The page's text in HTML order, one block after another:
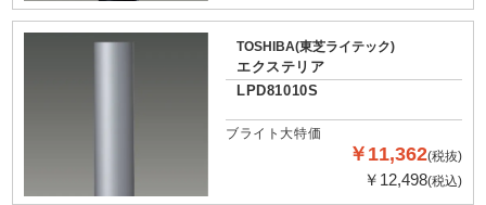
TOSHIBA(東芝ライテック)
エクステリア
LPD81010S
ブライト大特価
￥11,362(税抜)
￥12,498(税込)